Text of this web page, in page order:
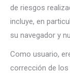
de riesgos
incluye, en
su navegador y
Como usuario,
corrección de